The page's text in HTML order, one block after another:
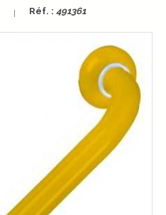
Réf. : 491361